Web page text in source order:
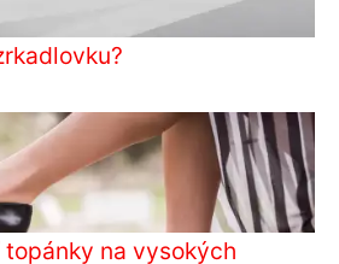
topánky na vysokých